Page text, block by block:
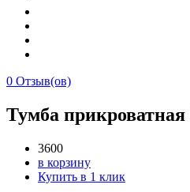
0 Отзыв(ов)
Тумба
3600
в корзину
Купить в 1 клик